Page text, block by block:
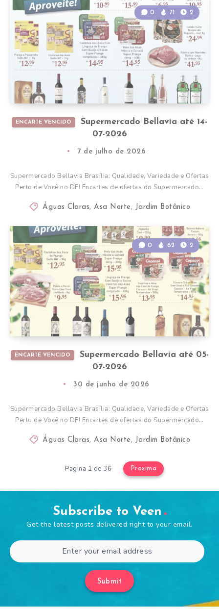
ENCARTE VENCIDO
Supermercado Bellavia até 14-
07-2026
0 71 2
7 de julho de 2026
Supermercado Bellavia Brasília: Qualidade, Variedade e Ofertas
Perto de Você no DF! Encartes de ofertas do Supermercado…
Águas Claras,Asa Norte, Jardim Botânico
ENCARTE VENCIDO
Supermercado Bellavia até 05-
07-2026
0 62 2
30 de junho de 2026
Supermercado Bellavia Brasília: Qualidade, Variedade e Ofertas
Perto de Você no DF! Encartes de ofertas do Supermercado…
Águas Claras,Asa Norte, Jardim Botânico
Pagina 1 de 36 Proxima
Subscribe to Veen
Get the latest posts delivered right to your email.
Submit